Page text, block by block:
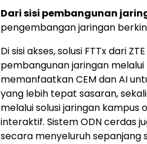
Dari sisi pembangunan
pengembangan jaringan
Di sisi akses, solusi FTTx dari
pembangunan jaringan
memanfaatkan CEM dan AI
yang lebih tepat sasaran,
melalui solusi jaringan
interaktif. Sistem ODN cerdas
secara menyeluruh sepanjang